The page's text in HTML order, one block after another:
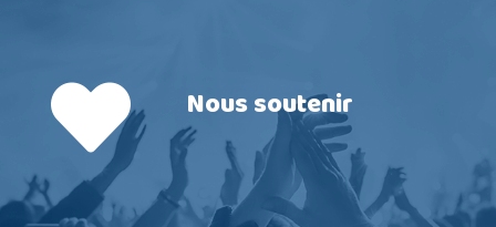
Nous soutenir